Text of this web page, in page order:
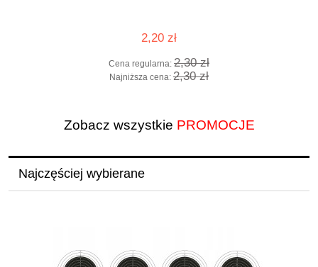
2,20 zł
Cena regularna: 2,30 zł
Najniższa cena: 2,30 zł
Zobacz wszystkie PROMOCJE
Najczęściej wybierane